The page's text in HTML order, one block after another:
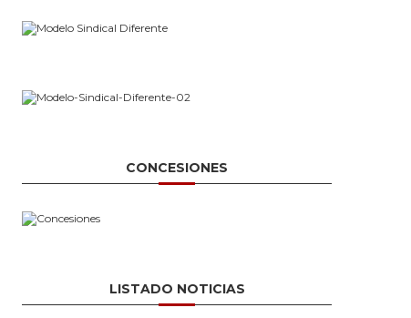
CONCESIONES
LISTADO NOTICIAS